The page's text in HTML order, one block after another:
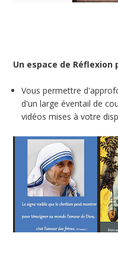
Un espace de Réflexion
Vous permettre
d'un large éventail de
vidéos mises à votre